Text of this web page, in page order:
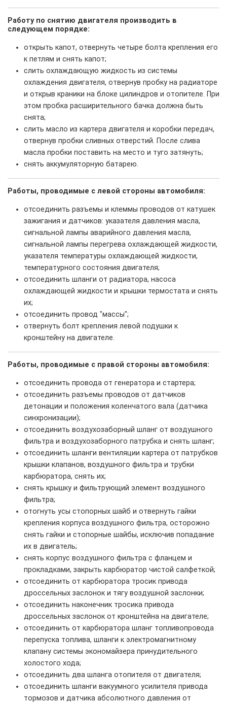
Работу по снятию двигателя производить в
следующем порядке:
открыть капот, отвернуть четыре болта крепления его
к петлям и снять капот;
слить охлаждающую жидкость из системы
охлаждения двигателя, отвернув пробку на радиаторе
и открыв краники на блоке цилиндров и отопителе. При
этом пробка расширительного бачка должна быть
снята;
слить масло из картера двигателя и коробки передач,
отвернув пробки сливных отверстий. После слива
масла пробки поставить на место и туго затянуть;
снять аккумуляторную батарею.
Работы, проводимые с левой стороны автомобиля:
отсоединить разъемы и клеммы проводов от катушек
зажигания и датчиков: указателя давления масла,
сигнальной лампы аварийного давления масла,
сигнальной лампы перегрева охлаждающей жидкости,
указателя температуры охлаждающей жидкости,
температурного состояния двигателя;
отсоединить шланги от радиатора, насоса
охлаждающей жидкости и крышки термостата и снять
их;
отсоединить провод "массы";
отвернуть болт крепления левой подушки к
кронштейну на двигателе.
Работы, проводимые с правой стороны автомобиля:
отсоединить провода от генератора и стартера;
отсоединить разъемы проводов от датчиков
детонации и положения коленчатого вала (датчика
синхронизации);
отсоединить воздухозаборный шланг от воздушного
фильтра и воздухозаборного патрубка и снять шланг;
отсоединить шланги вентиляции картера от патрубков
крышки клапанов, воздушного фильтра и трубки
карбюратора, снять их;
снять крышку и фильтрующий элемент воздушного
фильтра;
отогнуть усы стопорных шайб и отвернуть гайки
крепления корпуса воздушного фильтра, осторожно
снять гайки и стопорные шайбы, исключив попадание
их в двигатель;
снять корпус воздушного фильтра с фланцем и
прокладками, закрыть карбюратор чистой салфеткой;
отсоединить от карбюратора тросик привода
дроссельных заслонок и тягу воздушной заслонки;
отсоединить наконечник тросика привода
дроссельных заслонок от кронштейна на двигателе;
отсоединить от карбюратора шланг топливопровода
перепуска топлива, шланги к электромагнитному
клапану системы экономайзера принудительного
холостого хода;
отсоединить два шланга отопителя от двигателя;
отсоединить шланги вакуумного усилителя привода
тормозов и датчика абсолютного давления от